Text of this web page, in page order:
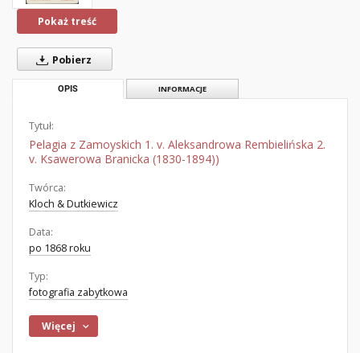
Pokaż treść
Pobierz
OPIS INFORMACJE
Tytuł:
Pelagia z Zamoyskich 1. v. Aleksandrowa Rembielińska 2.
v. Ksawerowa Branicka (1830-1894))
Twórca:
Kloch & Dutkiewicz
Data:
po 1868 roku
Typ:
fotografia zabytkowa
Więcej